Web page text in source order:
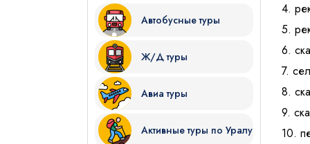
Автобусные туры
Ж/Д туры
Авиа туры
Активные туры по Уралу
4.
5.
6.
7.
8.
9.
10.